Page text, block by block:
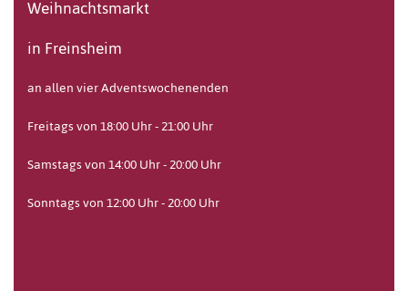
Weihnachtsmarkt
in Freinsheim
an allen vier Adventswochenenden
Freitags von 18:00 Uhr - 21:00 Uhr
Samstags von 14:00 Uhr - 20:00 Uhr
Sonntags von 12:00 Uhr - 20:00 Uhr